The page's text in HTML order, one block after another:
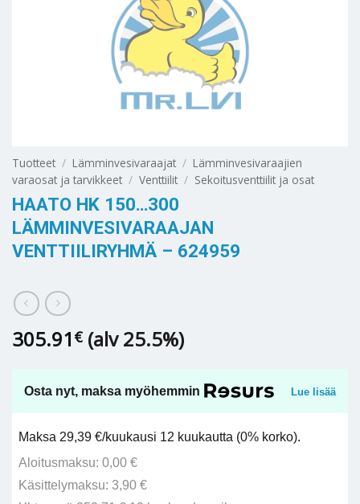
Tuotteet / Lämminvesivaraajat / Lämminvesivaraajien
varaosat ja tarvikkeet / Venttiilit / Sekoitusventtiilit ja osat
HAATO HK 150…300
LÄMMINVESIVARAAJAN
VENTTIILIRYHMÄ – 624959
305.91 € (alv 25.5%)
Osta nyt, maksa myöhemmin Lue lisää
Maksa 29,39 €/kuukausi 12 kuukautta (0% korko).
Aloitusmaksu: 0,00 €
Käsittelymaksu: 3,90 €